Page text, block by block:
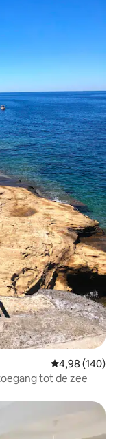
Gemiddelde
4,98 (140)
tot de zee